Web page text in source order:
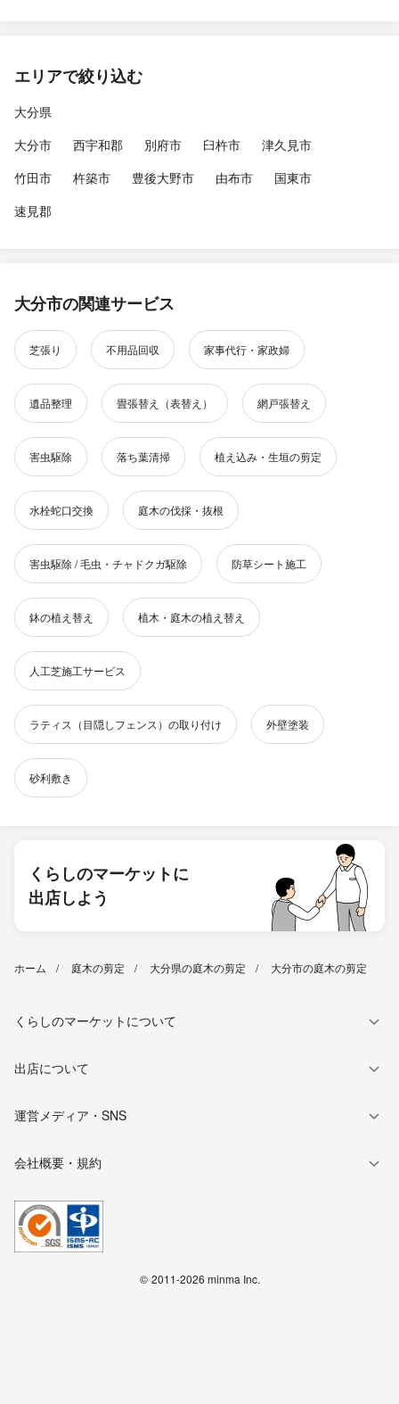
エリアで絞り込む
大分県
大分市
西宇和郡 別府市 臼杵市
津久見市
竹田市
杵築市 豊後大野市 由布市
国東市
速見郡
大分市の関連サービス
芝張り 不用品回収 家事代行・家政婦
遺品整理 畳張替え（表替え） 網戸張替え
害虫駆除 落ち葉清掃 植え込み・生垣の剪定
水栓蛇口交換 庭木の伐採・抜根
害虫駆除 / 毛虫・チャドクガ駆除 防草シート施工
鉢の植え替え 植木・庭木の植え替え
人工芝施工サービス
ラティス（目隠しフェンス）の取り付け 外壁塗装
砂利敷き
くらしのマーケットに
出店しよう
ホーム 庭木の剪定 大分県の庭木の剪定 大分市の庭木の剪定
くらしのマーケットについて
出店について
運営メディア・SNS
会社概要・規約
© 2011-2026 minma Inc.